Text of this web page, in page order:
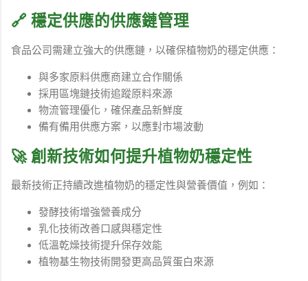
🔗 穩定供應的供應鏈管理
食品公司需建立強大的供應鏈，以確保植物奶的穩定供應：
與多家原料供應商建立合作關係
採用區塊鏈技術追蹤原料來源
物流管理優化，確保產品新鮮度
備有備用供應方案，以應對市場波動
🚀 創新技術如何提升植物奶穩定性
最新技術正持續改進植物奶的穩定性與營養價值，例如：
發酵技術增強營養成分
乳化技術改善口感與穩定性
低溫乾燥技術提升保存效能
植物基生物技術開發更高品質蛋白來源